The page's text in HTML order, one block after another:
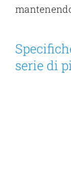
serie di